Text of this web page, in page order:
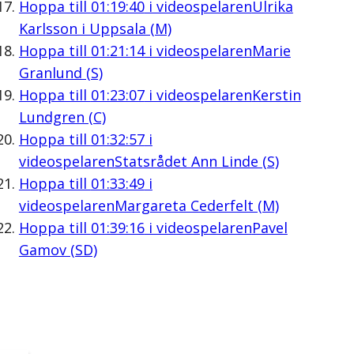
Hoppa till 01:19:40i videospelarenUlrika
Karlsson i Uppsala (M)
Hoppa till 01:21:14i videospelarenMarie
Granlund (S)
Hoppa till 01:23:07i videospelarenKerstin
Lundgren (C)
Hoppa till 01:32:57i
videospelarenStatsrådet Ann Linde (S)
Hoppa till 01:33:49i
videospelarenMargareta Cederfelt (M)
Hoppa till 01:39:16i videospelarenPavel
Gamov (SD)